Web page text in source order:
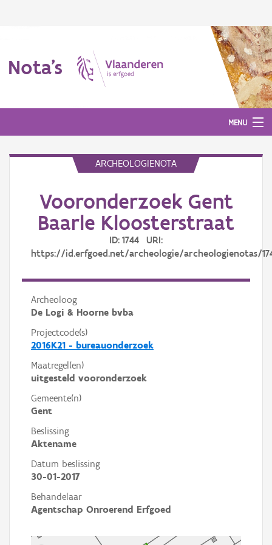
Nota's
MENU
Aanmelden
ARCHEOLOGIENOTA
Vooronderzoek Gent
Baarle Kloosterstraat
ID: 1744 URI:
https://id.erfgoed.net/archeologie/archeologienotas/
Archeoloog
De Logi & Hoorne bvba
Projectcode(s)
2016K21 - bureauonderzoek
Maatregel(en)
uitgesteld vooronderzoek
Gemeente(n)
Gent
Beslissing
Aktename
Datum beslissing
30-01-2017
Behandelaar
Agentschap Onroerend Erfgoed